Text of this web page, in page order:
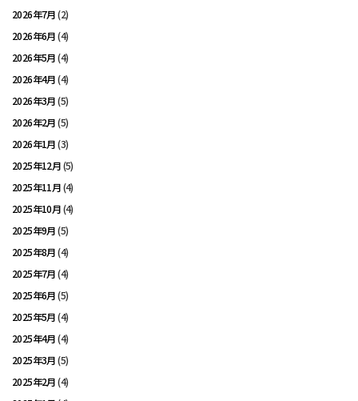
2026年7月(2)
2026年6月(4)
2026年5月(4)
2026年4月(4)
2026年3月(5)
2026年2月(5)
2026年1月(3)
2025年12月(5)
2025年11月(4)
2025年10月(4)
2025年9月(5)
2025年8月(4)
2025年7月(4)
2025年6月(5)
2025年5月(4)
2025年4月(4)
2025年3月(5)
2025年2月(4)